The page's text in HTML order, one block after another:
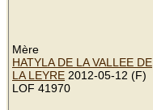
Mère
HATYLA DE LA VALLEE DE
LA LEYRE 2012-05-12 (F)
LOF 41970